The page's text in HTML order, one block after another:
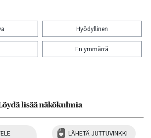
Hyödyllinen
En ymmärrä
lisää näkökulmia
LÄHETÄ JUTTUVINKKI